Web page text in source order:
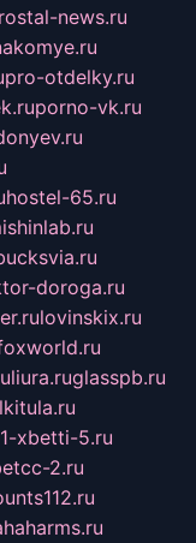
news.ru
pro-otdelky.ru
porno-vk.ru
hostel-65.ru
doroga.ru
lovinskix.ru
liura.ruglasspb.ru
xbetti-5.ru
2.ru